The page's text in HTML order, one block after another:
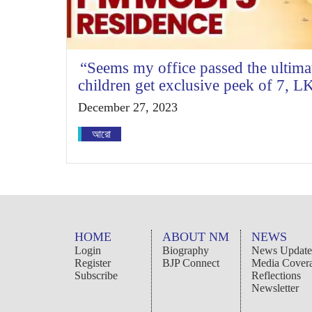
“Seems my office passed the
children get exclusive peek of 7,
December 27, 2023
আরো
HOME
Login
Register
Subscribe
ABOUT NM
Biography
BJP Connect
NEWS
News
Media
Reflections
Newsletter